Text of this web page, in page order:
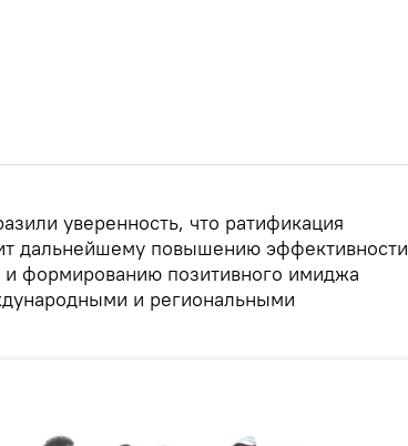
уверенность, что ратификация
дальнейшему повышению эффективности
и формированию позитивного имиджа
и региональными